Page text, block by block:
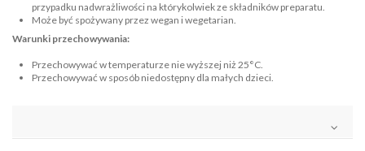
przypadku nadwrażliwości na którykolwiek ze składników preparatu.
Może być spożywany przez wegan i wegetarian.
Warunki przechowywania:
Przechowywać w temperaturze nie wyższej niż 25°C.
Przechowywać w sposób niedostępny dla małych dzieci.